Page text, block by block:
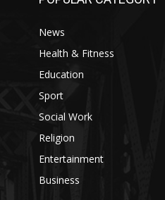
News
Health & Fitness
Education
Sport
Social Work
Religion
Entertainment
Business